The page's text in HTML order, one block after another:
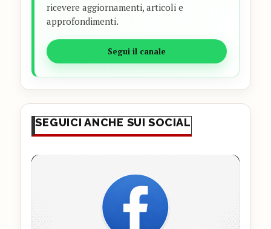
ricevere aggiornamenti, articoli e
approfondimenti.
Segui il canale
SEGUICI ANCHE SUI SOCIAL